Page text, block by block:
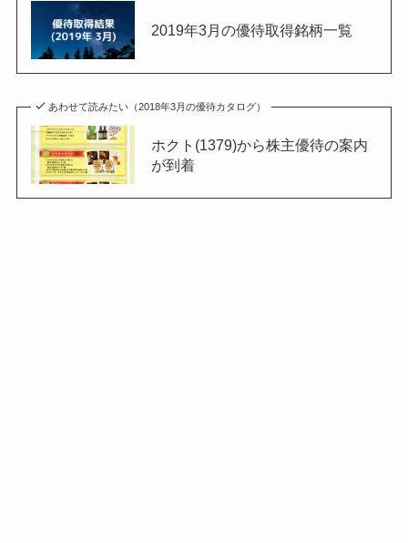
2019年3月の優待取得銘柄一覧
あわせて読みたい（2018年3月の優待カタログ）
ホクト(1379)から株主優待の案内
が到着